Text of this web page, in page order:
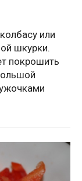
или
шкурки.
покрошить